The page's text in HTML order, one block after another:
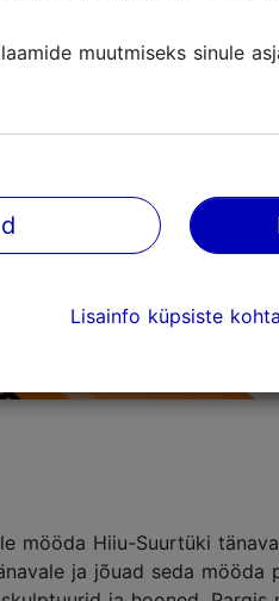
mööda Hiiu-Suurtüki
ja jõuad seda mööda
muutmiseks sinule
Lisainfo küpsiste kohta